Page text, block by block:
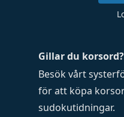
Gillar du korsord?
Besök vårt
för att köpa
sudokutidningar.